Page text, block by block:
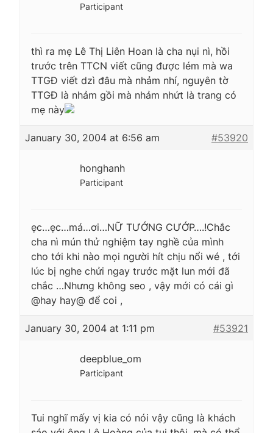
Participant
thì ra mẹ Lê Thị Liên Hoan là cha nụi nì, hồi
trước trên TTCN viết cũng được lém mà wa
TTGĐ viết dzì đâu mà nhảm nhí, nguyên tờ
TTGĐ là nhảm gồi mà nhảm nhứt là trang có
mẹ này
January 30, 2004 at 6:56 am #53920
honghanh
Participant
ẹc…ẹc…má…ơi…NỮ TƯỚNG CƯỚP….!Chắc
cha nì mún thử nghiệm tay nghề của mình
cho tới khi nào mọi người hít chịu nổi wé , tới
lúc bị nghe chửi ngay trước mặt lun mới đã
chắc …Nhưng không seo , vậy mới có cái gì
@hay hay@ để coi ,
January 30, 2004 at 1:11 pm #53921
deepblue_om
Participant
Tui nghĩ mấy vị kia có nói vậy cũng là khách